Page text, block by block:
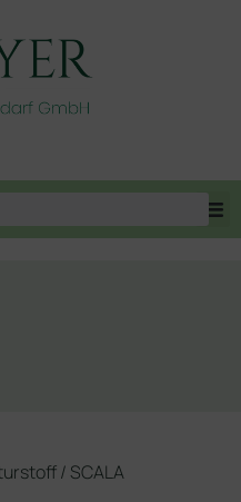
/ SCALA